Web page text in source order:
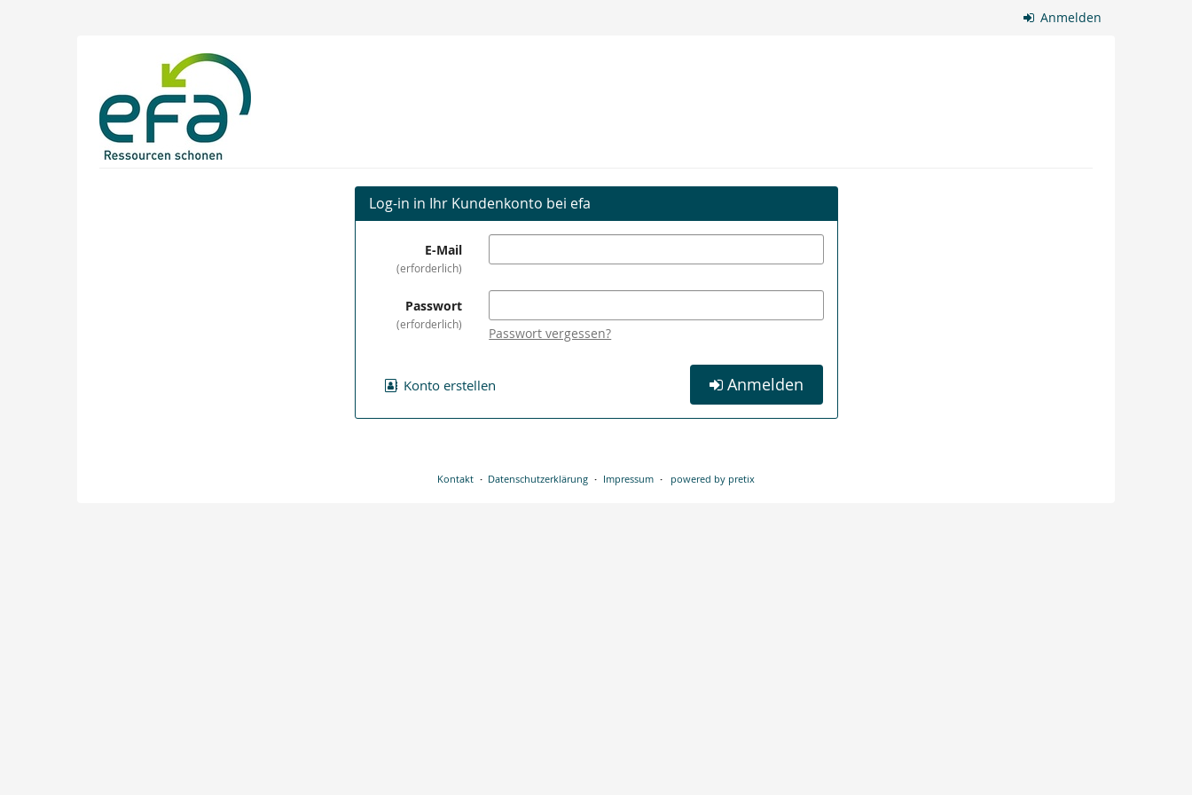
Anmelden
Log-in in Ihr Kundenkonto bei efa
E-Mail
erforderlich
Passwort
erforderlich
Passwort vergessen?
Konto erstellen Anmelden
Kontakt Datenschutzerklärung Impressum powered by pretix